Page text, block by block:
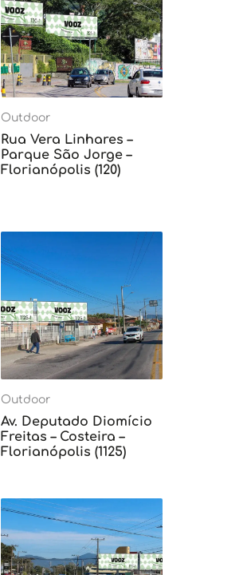
Outdoor
Rua Vera Linhares –
Parque São Jorge –
Florianópolis (120)
Outdoor
Av. Deputado Diomício
Freitas – Costeira –
Florianópolis (1125)